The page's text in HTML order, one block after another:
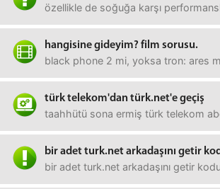
özellikle de soğuğa karşı
hangisine gideyim? film sorusu.
black phone 2 mi, yoksa tron: ares
türk telekom'dan türk.net'e geçiş
taahhütü sona ermiş türk telekom
bir adet turk.net arkadaşını getir
bir adet turk.net arkadaşını getir